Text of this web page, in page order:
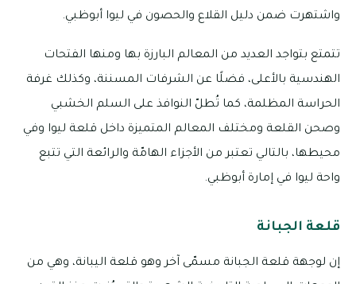
واشتهرت ضمن دليل القلاع والحصون في ليوا أبوظبي.
تتمتع بتواجد العديد من المعالم البارزة بها ومنها الفتحات
الهندسية بالأعلى، فضلًا عن الشرفات المسننة، وكذلك غرفة
الحراسة المظلمة، كما تُطلّ النوافذ على السلم الخشبي
وصحن القلعة ومختلف المعالم المتميزة داخل قلعة ليوا وفي
محيطها، بالتالي تعتبر من الأجزاء الهامّة والرائعة التي تتبع
واحة ليوا في إمارة أبوظبي.
قلعة الجبانة
إن لوجهة قلعة الجبانة مسمّى آخر وهو قلعة اليبانة، وهي من